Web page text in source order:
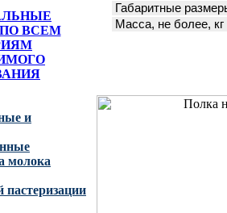
ПО ВСЕМ
и
молока
пастеризации
Габаритные
Масса, не более, кг